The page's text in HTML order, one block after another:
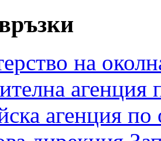
на
агенция
агенция по